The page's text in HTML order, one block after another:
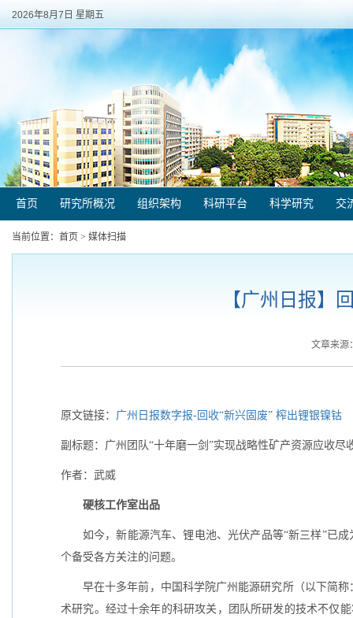
2026年8月7日 星期五
首页 研究所概况 组织架构 科研平台 科学研究 交
当前位置： 首页 > 媒体扫描
【广州日报】
文章来源
原文链接： 广州日报数字报-回收“新兴固废” 榨出锂银镍钴
副标题：广州团队“十年磨一剑”实现战略性矿产资源应收尽
作者：武威
硬核工作室出品
如今，新能源汽车、锂电池、光伏产品等“新三样”已
个备受各方关注的问题。
早在十多年前，中国科学院广州能源研究所（以下简
术研究。经过十余年的科研攻关，团队所研发的技术不仅